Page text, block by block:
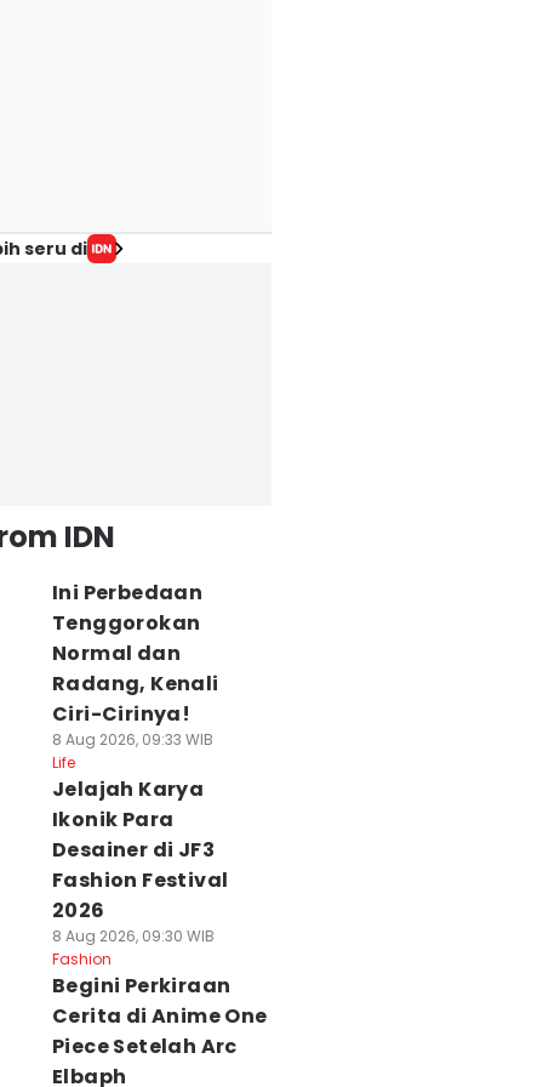
seru di
IDN
Ini Perbedaan
Tenggorokan
Normal dan
Radang, Kenali
Ciri-Cirinya!
8 Aug 2026, 09:33 WIB
Life
Jelajah Karya
Ikonik Para
Desainer di JF3
Fashion Festival
2026
8 Aug 2026, 09:30 WIB
Fashion
Begini Perkiraan
Cerita di Anime One
Piece Setelah Arc
Elbaph